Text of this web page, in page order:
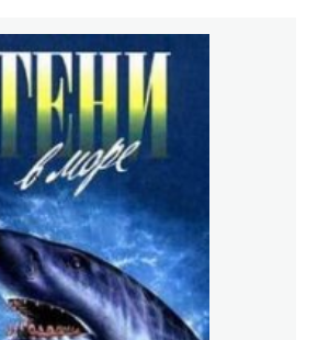
дебрях и морских глубинах нашей